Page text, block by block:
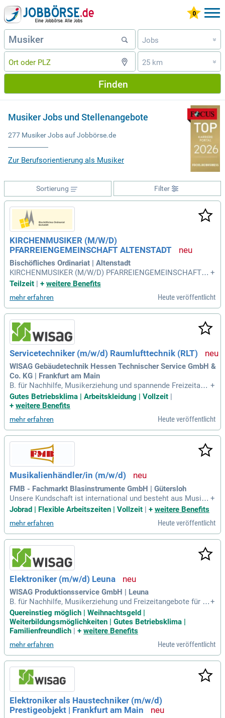
Jobs »
25 km »
Finden
Musiker Jobs und Stellenangebote
277 Musiker Jobs auf Jobbörse.de
Zur Berufsorientierung als Musiker
Filter
Sortierung
KIRCHENMUSIKER (M/W/D)
PFARREIENGEMEINSCHAFT ALTENSTADT
Bischöfliches Ordinariat | Altenstadt
KIRCHENMUSIKER (M/W/D) PFARREIENGEMEINSCHAFT A
LTENSTADT. in Teilzeit. Die Pfarreiengemeinschaft Altensta
(m/w/d) in Teilzeit von 2-3 Wochenstunden.
+
Teilzeit | + weitere Benefits
mehr erfahren Heute veröffentlicht
Servicetechniker (m/w/d) Raumlufttechnik (RLT)
WISAG Gebäudetechnik Hessen Technischer Service GmbH &
Co. KG | Frankfurt am Main
B. für Nachhilfe, Musikerziehung und spannende Freizeitang
ebote. Wir haben Sie überzeugt? Dann freuen wir uns darauf,
Sie kennenzulernen!
+
Gutes Betriebsklima | Arbeitskleidung | Vollzeit
+ weitere Benefits
mehr erfahren Heute veröffentlicht
Musikalienhändler/in (m/w/d)
FMB - Fachmarkt Blasinstrumente GmbH | Gütersloh
Unsere Kundschaft ist international und besteht aus Musike
r/innen aller Leistungsklassen, von der Blaskapelle bis zu in
+
Jobrad | Flexible Arbeitszeiten | Vollzeit | + weitere Benefits
mehr erfahren Heute veröffentlicht
Elektroniker (m/w/d) Leuna
WISAG Produktionsservice GmbH | Leuna
B. für Nachhilfe, Musikerziehung und Freizeitangebote für Ih
re Kinder und Enkelkinder. Wir haben Sie überzeugt? Dann fr
euen wir uns auf Ihre Bewerbung! Der schnellste Weg zu uns
führt über den „Jetzt bewerben"-Button.
+
Quereinstieg möglich | Weihnachtsgeld |
Weiterbildungsmöglichkeiten | Gutes Betriebsklima |
Familienfreundlich | + weitere Benefits
mehr erfahren Heute veröffentlicht
Elektroniker als Haustechniker (m/w/d)
Prestigeobjekt | Frankfurt am Main